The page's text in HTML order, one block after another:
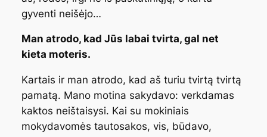
gyventi neišėjo…
Man atrodo, kad Jūs labai tvirta, gal net
kieta moteris.
Kartais ir man atrodo, kad aš turiu tvirtą tvirtą
pamatą. Mano motina sakydavo: verkdamas
kaktos neištaisysi. Kai su mokiniais
mokydavomės tautosakos, vis, būdavo,